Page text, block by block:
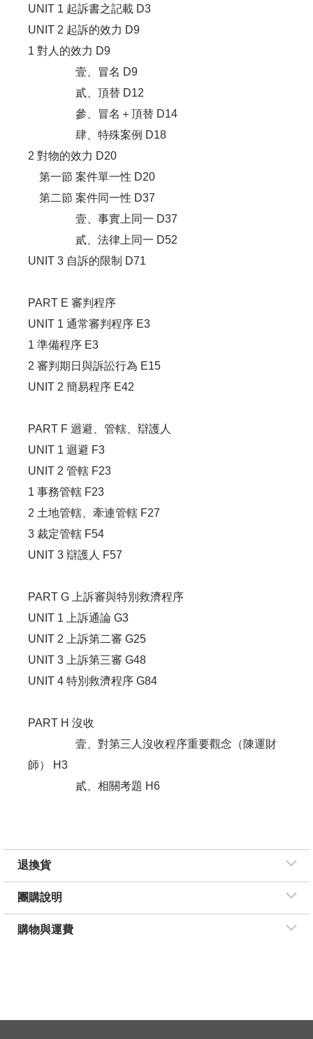
UNIT 1 起訴書之記載 D3
UNIT 2 起訴的效力 D9
1 對人的效力 D9
壹、冒名 D9
貳、頂替 D12
參、冒名＋頂替 D14
肆、特殊案例 D18
2 對物的效力 D20
第一節 案件單一性 D20
第二節 案件同一性 D37
壹、事實上同一 D37
貳、法律上同一 D52
UNIT 3 自訴的限制 D71
PART E 審判程序
UNIT 1 通常審判程序 E3
1 準備程序 E3
2 審判期日與訴訟行為 E15
UNIT 2 簡易程序 E42
PART F 迴避、管轄、辯護人
UNIT 1 迴避 F3
UNIT 2 管轄 F23
1 事務管轄 F23
2 土地管轄、牽連管轄 F27
3 裁定管轄 F54
UNIT 3 辯護人 F57
PART G 上訴審與特別救濟程序
UNIT 1 上訴通論 G3
UNIT 2 上訴第二審 G25
UNIT 3 上訴第三審 G48
UNIT 4 特別救濟程序 G84
PART H 沒收
壹、對第三人沒收程序重要觀念（陳運財
師） H3
貳、相關考題 H6
退換貨
團購說明
購物與運費